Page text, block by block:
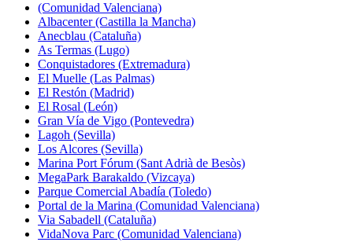
(Comunidad Valenciana)
Albacenter (Castilla la Mancha)
Anecblau (Cataluña)
As Termas (Lugo)
Conquistadores (Extremadura)
El Muelle (Las Palmas)
El Restón (Madrid)
El Rosal (León)
Gran Vía de Vigo (Pontevedra)
Lagoh (Sevilla)
Los Alcores (Sevilla)
Marina Port Fórum (Sant Adrià de Besòs)
MegaPark Barakaldo (Vizcaya)
Parque Comercial Abadía (Toledo)
Portal de la Marina (Comunidad Valenciana)
Via Sabadell (Cataluña)
VidaNova Parc (Comunidad Valenciana)